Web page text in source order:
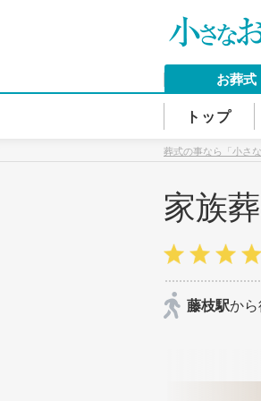
お葬式
トップ
葬式の事なら「小さな
家族
藤枝駅か